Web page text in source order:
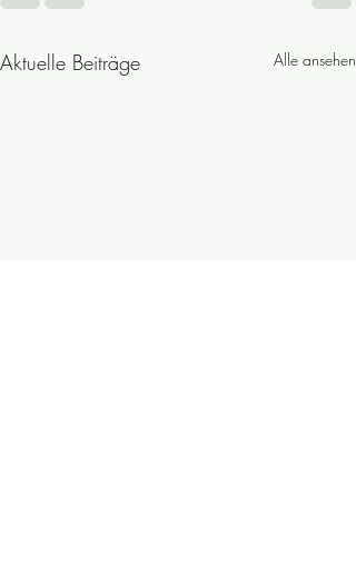
Aktuelle Beiträge Alle ansehen